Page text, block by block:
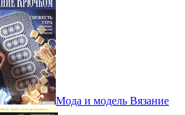
Мода и модель Вязание